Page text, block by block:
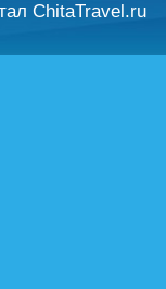
ChitaTravel.ru